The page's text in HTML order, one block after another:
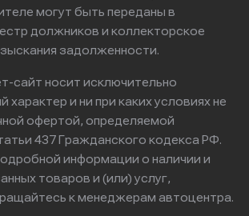
могут быть переданы в
должников и коллекторское
задолженности.
сайт носит исключительно
и ни при каких условиях не
офертой, определяемой
437 Гражданского кодекса РФ.
информации о наличии и
товаров и (или) услуг,
к менеджерам автоцентра.